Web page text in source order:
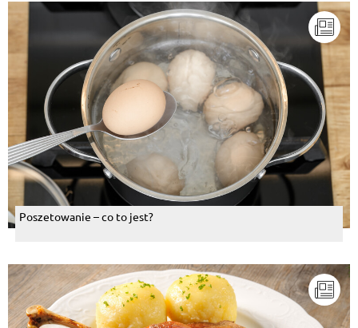
Poszetowanie – co to jest?